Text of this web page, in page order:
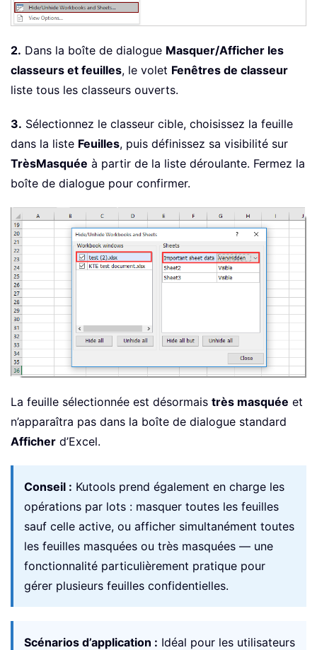
2. Dans la boîte de dialogue Masquer/Afficher les
classeurs et feuilles, le volet Fenêtres de classeur
liste tous les classeurs ouverts.
3. Sélectionnez le classeur cible, choisissez la feuille
dans la liste Feuilles, puis définissez sa visibilité sur
TrèsMasquée à partir de la liste déroulante. Fermez la
boîte de dialogue pour confirmer.
La feuille sélectionnée est désormais très masquée et
n’apparaîtra pas dans la boîte de dialogue standard
Afficher d’Excel.
Conseil : Kutools prend également en charge les
opérations par lots : masquer toutes les feuilles
sauf celle active, ou afficher simultanément toutes
les feuilles masquées ou très masquées — une
fonctionnalité particulièrement pratique pour
gérer plusieurs feuilles confidentielles.
Scénarios d’application : Idéal pour les utilisateurs